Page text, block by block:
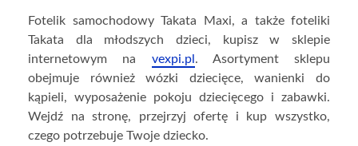
Fotelik samochodowy Takata Maxi, a także foteliki
Takata dla młodszych dzieci, kupisz w sklepie
internetowym na vexpi.pl. Asortyment sklepu
obejmuje również wózki dziecięce, wanienki do
kąpieli, wyposażenie pokoju dziecięcego i zabawki.
Wejdź na stronę, przejrzyj ofertę i kup wszystko,
czego potrzebuje Twoje dziecko.